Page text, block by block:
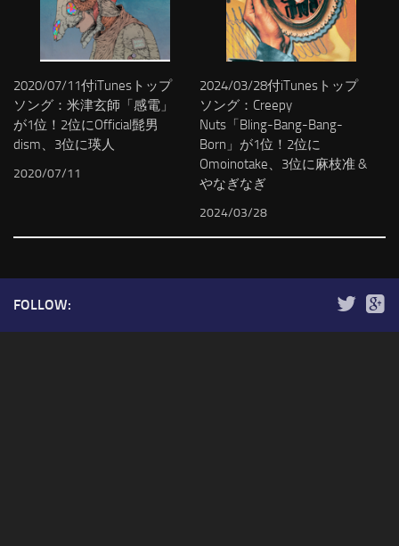
2020/07/11付iTunesトップ
ソング：米津玄師「感電」
が1位！2位にOfficial髭男
dism、3位に瑛人
2020/07/11
2024/03/28付iTunesトップ
ソング：Creepy
Nuts「Bling-Bang-Bang-
Born」が1位！2位に
Omoinotake、3位に麻枝准 &
やなぎなぎ
2024/03/28
FOLLOW: